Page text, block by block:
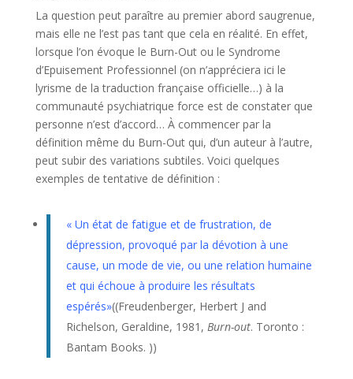
La question peut paraître au premier abord saugrenue,
mais elle ne l’est pas tant que cela en réalité. En effet,
lorsque l’on évoque le Burn-Out ou le Syndrome
d’Epuisement Professionnel (on n’appréciera ici le
lyrisme de la traduction française officielle…) à la
communauté psychiatrique force est de constater que
personne n’est d’accord… À commencer par la
définition même du Burn-Out qui, d’un auteur à l’autre,
peut subir des variations subtiles. Voici quelques
exemples de tentative de définition :
« Un état de fatigue et de frustration, de
dépression, provoqué par la dévotion à une
cause, un mode de vie, ou une relation humaine
et qui échoue à produire les résultats
espérés»((Freudenberger, Herbert J and
Richelson, Geraldine, 1981, Burn-out. Toronto :
Bantam Books. ))